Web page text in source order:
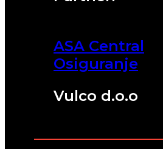
ASA Central
Osiguranje
Vulco d.o.o